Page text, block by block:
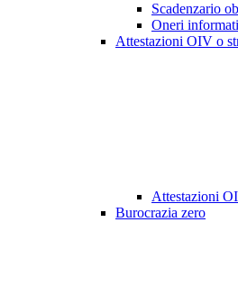
Scadenzario
Oneri
Attestazioni OIV o
Attestazioni
Burocrazia zero